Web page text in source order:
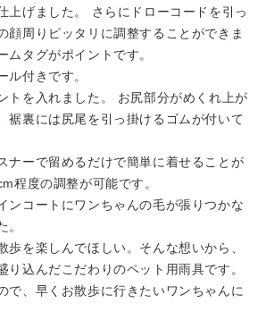
上げました。 さらにドローコードを引っ
顔周りピッタリに調整することができま
ムタグがポイントです。
ル付きです。
トを入れました。 お尻部分がめくれ上が
裾裏には尻尾を引っ掛けるゴムが付いて
ナーで留めるだけで簡単に着せることが
程度の調整が可能です。
ンコートにワンちゃんの毛が張りつかな
。
歩を楽しんでほしい。そんな想いから、
り込んだこだわりのペット用雨具です。
で、早くお散歩に行きたいワンちゃんに